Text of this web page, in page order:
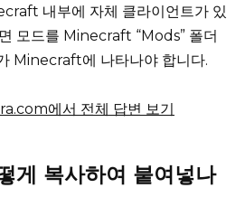
내부에 자체 클라이언트가 있
모드를 Minecraft “Mods” 폴더
Minecraft에 나타나야 합니다.
에서 전체 답변 보기
게 복사하여 붙여넣나